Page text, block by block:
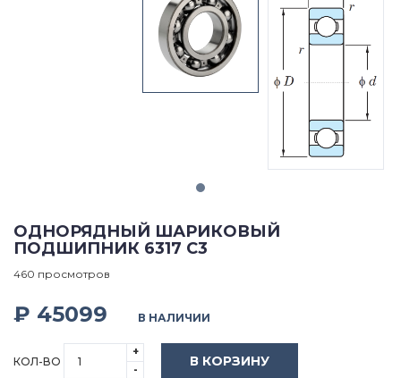
ОДНОРЯДНЫЙ ШАРИКОВЫЙ
ПОДШИПНИК 6317 C3
460 просмотров
₽ 45099 В НАЛИЧИИ
КОЛ-ВО
+
-
В КОРЗИНУ